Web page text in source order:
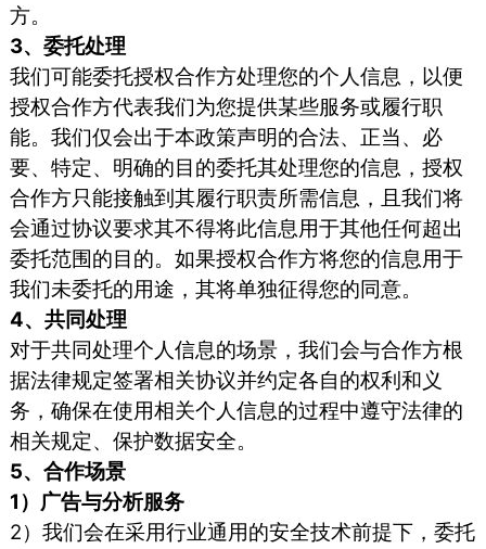
方。
3、委托处理
我们可能委托授权合作方处理您的个人信息，以便
授权合作方代表我们为您提供某些服务或履行职
能。我们仅会出于本政策声明的合法、正当、必
要、特定、明确的目的委托其处理您的信息，授权
合作方只能接触到其履行职责所需信息，且我们将
会通过协议要求其不得将此信息用于其他任何超出
委托范围的目的。如果授权合作方将您的信息用于
我们未委托的用途，其将单独征得您的同意。
4、共同处理
对于共同处理个人信息的场景，我们会与合作方根
据法律规定签署相关协议并约定各自的权利和义
务，确保在使用相关个人信息的过程中遵守法律的
相关规定、保护数据安全。
5、合作场景
1）广告与分析服务
2）我们会在采用行业通用的安全技术前提下，委托